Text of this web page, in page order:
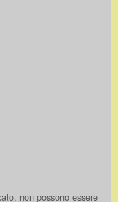
non possono essere